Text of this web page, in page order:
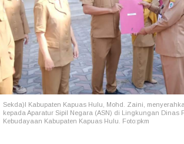
Sekda)l Kabupaten Kapuas Hulu, Mohd. Zaini,
kepada Aparatur Sipil Negara (ASN) di Lingkungan Dinas
Kebudayaan Kabupaten Kapuas Hulu. Foto:pkm